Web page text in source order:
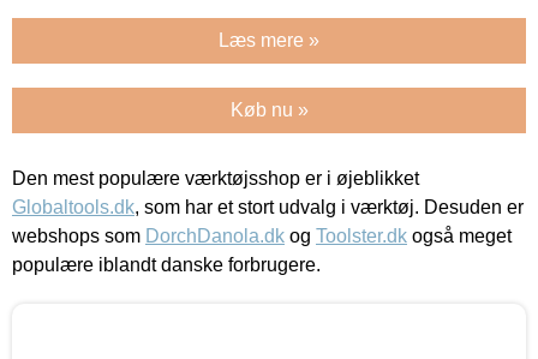
Læs mere »
Køb nu »
Den mest populære værktøjsshop er i øjeblikket
Globaltools.dk, som har et stort udvalg i værktøj. Desuden er
webshops som DorchDanola.dk og Toolster.dk også meget
populære iblandt danske forbrugere.